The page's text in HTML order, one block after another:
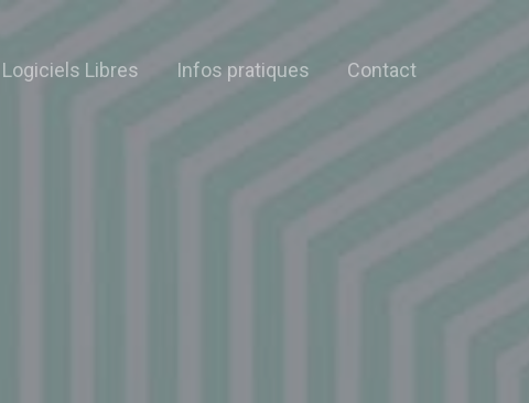
Logiciels Libres Infos pratiques Contact